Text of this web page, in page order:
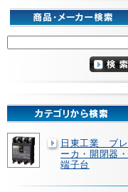
ケ
ッ
ト
な
で
販
売
日東工業 ブレ
ーカ・開閉器・
端子台